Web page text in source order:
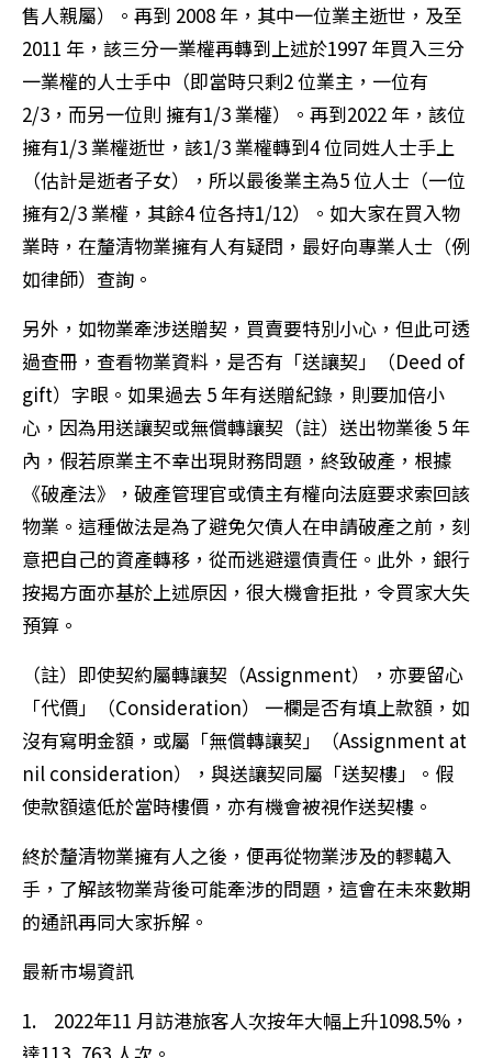
售人親屬）。再到 2008 年，其中一位業主逝世，及至
2011 年，該三分一業權再轉到上述於1997 年買入三分
一業權的人士手中（即當時只剩2 位業主，一位有
2/3，而另一位則 擁有1/3 業權）。再到2022 年，該位
擁有1/3 業權逝世，該1/3 業權轉到4 位同姓人士手上
（估計是逝者子女），所以最後業主為5 位人士（一位
擁有2/3 業權，其餘4 位各持1/12）。如大家在買入物
業時，在釐清物業擁有人有疑問，最好向專業人士（例
如律師）查詢。
另外，如物業牽涉送贈契，買賣要特別小心，但此可透
過查冊，查看物業資料，是否有「送讓契」（Deed of
gift）字眼。如果過去 5 年有送贈紀錄，則要加倍小
心，因為用送讓契或無償轉讓契（註）送出物業後 5 年
內，假若原業主不幸出現財務問題，終致破產，根據
《破產法》，破產管理官或債主有權向法庭要求索回該
物業。這種做法是為了避免欠債人在申請破產之前，刻
意把自己的資產轉移，從而逃避還債責任。此外，銀行
按揭方面亦基於上述原因，很大機會拒批，令買家大失
預算。
（註）即使契約屬轉讓契（Assignment），亦要留心
「代價」（Consideration） 一欄是否有填上款額，如
沒有寫明金額，或屬「無償轉讓契」（Assignment at
nil consideration），與送讓契同屬「送契樓」。假
使款額遠低於當時樓價，亦有機會被視作送契樓。
終於釐清物業擁有人之後，便再從物業涉及的轇轕入
手，了解該物業背後可能牽涉的問題，這會在未來數期
的通訊再同大家拆解。
最新市場資訊
1. 2022年11 月訪港旅客人次按年大幅上升1098.5%，